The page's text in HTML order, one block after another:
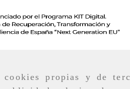
propias y de